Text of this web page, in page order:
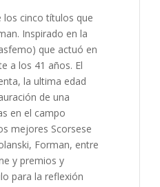
los cinco títulos que
Inspirado en la
que actuó en
a los 41 años. El
la ultima edad
de una
en el campo
mejores Scorsese
Forman, entre
y premios y
para la reflexión